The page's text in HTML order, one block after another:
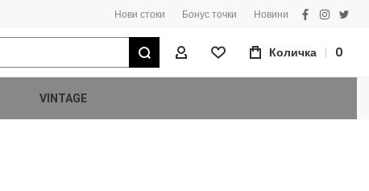
Нови стоки Бонус точки Новини
facebook
Търсене
Моят ПрофилКоличка 0
VINTAGE